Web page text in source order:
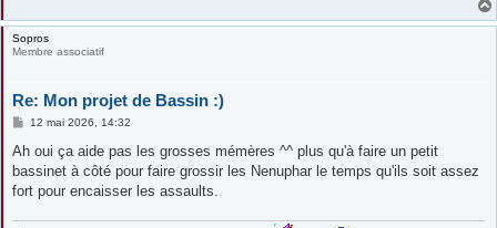
Sopros
Membre associatif
Re: Mon projet de Bassin :)
M
s
a
g
12 mai 2026, 14:32
Ah oui ça aide pas les grosses mémères ^^ plus qu'à faire un petit
bassinet à côté pour faire grossir les Nenuphar le temps qu'ils soit assez
fort pour encaisser les assaults.